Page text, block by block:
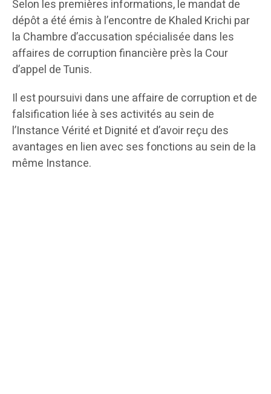
Selon les premières informations, le mandat de
dépôt a été émis à l’encontre de Khaled Krichi par
la Chambre d’accusation spécialisée dans les
affaires de corruption financière près la Cour
d’appel de Tunis.
Il est poursuivi dans une affaire de corruption et de
falsification liée à ses activités au sein de
l’Instance Vérité et Dignité et d’avoir reçu des
avantages en lien avec ses fonctions au sein de la
même Instance.